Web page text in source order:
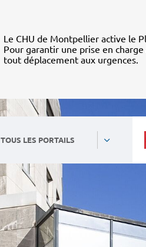
Le CHU de Montpellier active le
Pour garantir une prise en
tout déplacement aux urgences.
TOUS LES PORTAILS